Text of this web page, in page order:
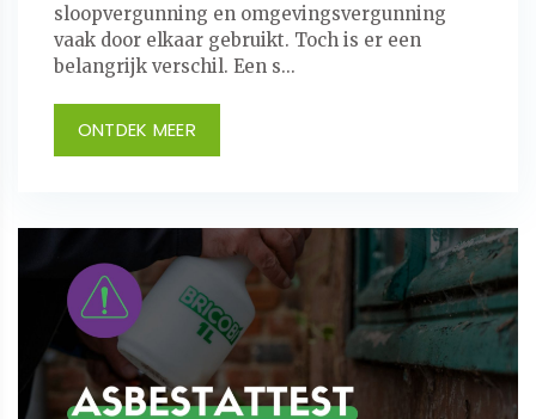
sloopvergunning en omgevingsvergunning
vaak door elkaar gebruikt. Toch is er een
belangrijk verschil. Een s...
ONTDEK MEER